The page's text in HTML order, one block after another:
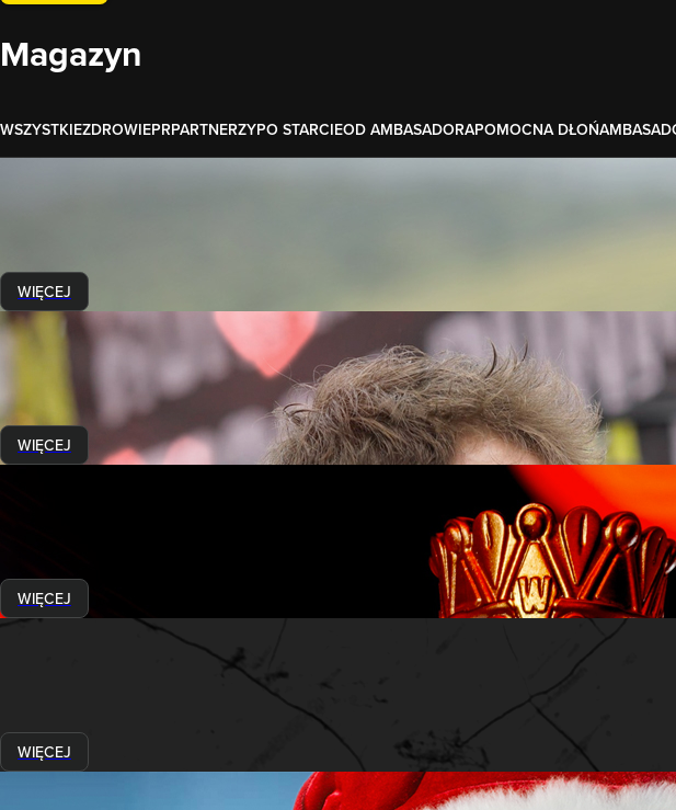
Magazyn
WSZYSTKIEZDROWIEPRPARTNERZYPO STARCIEOD AMBASADORAPOMOCNA DŁOŃ
WIĘCEJ
Historie Runmageddończyków
Przez przeszkody do serca
Czy wspólne pokonywanie przeszkód na trasie może być pretekstem do wspólnego
WIĘCEJ
Czym jest Korona Runmageddonu? Jak ją zdobyć? Kim są ludzie, którzy
WIĘCEJ
Historie Runmageddończyków
O postanowieniach noworocznych i nie tylko. Poznaj historię Runmageddończyka,
WIĘCEJ